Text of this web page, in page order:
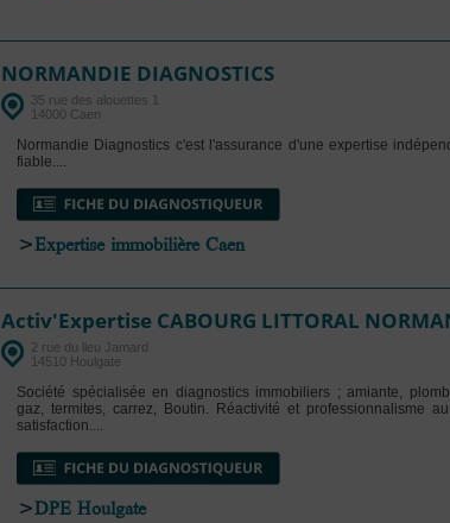
NORMANDIE DIAGNOSTICS
35 rue des alouettes 1
14000 Caen
Normandie Diagnostics c'est l'assurance d'une expertise
fiable....
>Expertise immobilière Caen
Activ'Expertise CABOURG LITTORAL
2 rue du lieu Jamard
14510 Houlgate
Société spécialisée en diagnostics immobiliers ; amiante,
gaz, termites, carrez, Boutin. Réactivité et professionnalisme
satisfaction....
>DPE Houlgate